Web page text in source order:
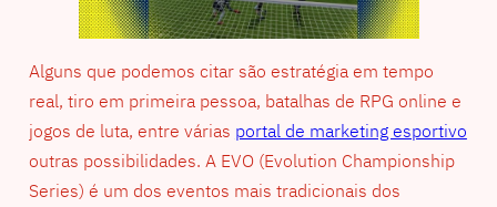
Alguns que podemos citar são estratégia em tempo
real, tiro em primeira pessoa, batalhas de RPG online e
jogos de luta, entre várias portal de marketing esportivo
outras possibilidades. A EVO (Evolution Championship
Series) é um dos eventos mais tradicionais dos